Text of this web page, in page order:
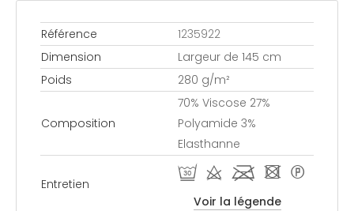
Référence
1235922
Dimension
Largeur de 145 cm
Poids
280 g/m²
Composition
70% Viscose 27%
Polyamide 3%
Elasthanne
Entretien
R d l - *
Voir la légende